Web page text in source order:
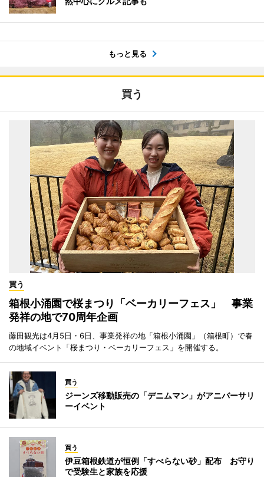
もっと見る
買う
買う
箱根小涌園で桜まつり「ベーカリーフェス」 事業
発祥の地で70周年企画
藤田観光は4月5日・6日、事業発祥の地「箱根小涌園」（箱根町）で春
の地域イベント「桜まつり・ベーカリーフェス」を開催する。
買う
ジーンズ移動販売の「デニムマン」がアニバーサリ
ーイベント
買う
伊豆箱根鉄道が恒例「すべらない砂」配布 お守り
で受験生と家族を応援